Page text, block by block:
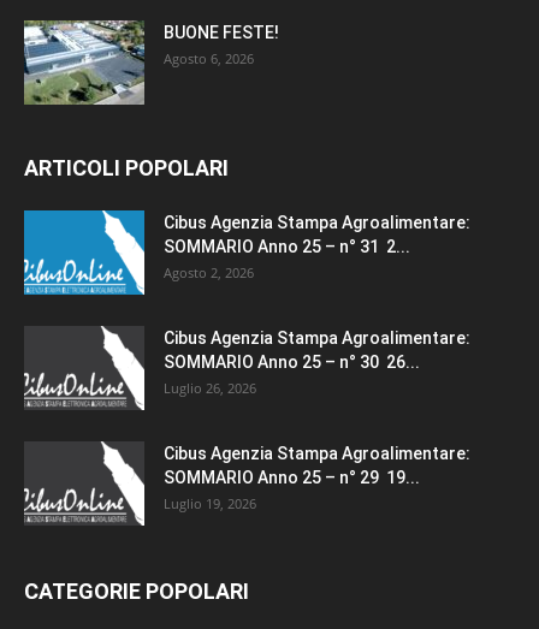
BUONE FESTE!
Agosto 6, 2026
ARTICOLI POPOLARI
Cibus Agenzia Stampa Agroalimentare:
SOMMARIO Anno 25 – n° 31 2...
Agosto 2, 2026
Cibus Agenzia Stampa Agroalimentare:
SOMMARIO Anno 25 – n° 30 26...
Luglio 26, 2026
Cibus Agenzia Stampa Agroalimentare:
SOMMARIO Anno 25 – n° 29 19...
Luglio 19, 2026
CATEGORIE POPOLARI